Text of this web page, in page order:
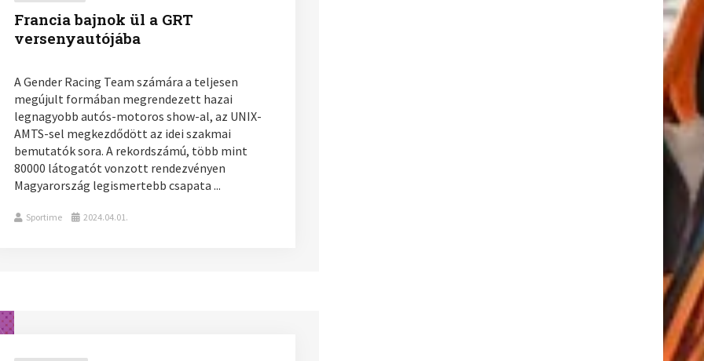
Francia bajnok ül a GRT
versenyautójába
A Gender Racing Team számára a teljesen
megújult formában megrendezett hazai
legnagyobb autós-motoros show-al, az UNIX-
AMTS-sel megkezdődött az idei szakmai
bemutatók sora. A rekordszámú, több mint
80000 látogatót vonzott rendezvényen
Magyarország legismertebb csapata ...
Sportime 2024.04.01.